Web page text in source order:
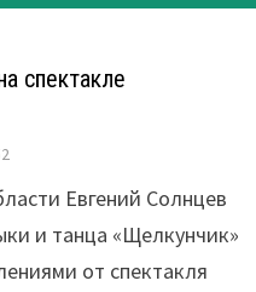
спектакле
Евгений Солнцев
и танца «Щелкунчик»
от спектакля